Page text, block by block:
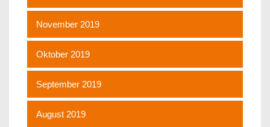
November 2019
Oktober 2019
September 2019
August 2019